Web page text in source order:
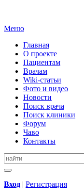
Меню
Главная
О проекте
Пациентам
Врачам
Wiki-статьи
Фото и видео
Новости
Поиск врача
Поиск клиники
Форум
Чаво
Контакты
Вход | Регистрация